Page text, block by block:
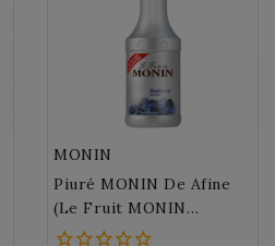
MONIN
Piuré MONIN De Afine
(Le Fruit MONIN
Blueberry) 100 Cl